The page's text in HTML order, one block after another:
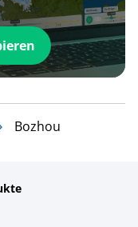
Bozhou